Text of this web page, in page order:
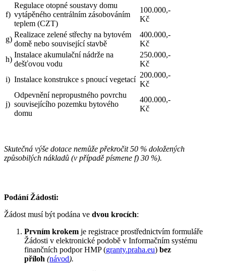
f)
Regulace otopné soustavy domu
vytápěného centrálním zásobováním
teplem (CZT)
100.000,-
Kč
g)
Realizace zelené střechy na bytovém
domě nebo související stavbě
400.000,-
Kč
h)
Instalace akumulační nádrže na
dešťovou vodu
250.000,-
Kč
i) Instalace konstrukce s pnoucí vegetací
200.000,-
Kč
j)
Odpevnění nepropustného povrchu
souvisejícího pozemku bytového
domu
400.000,-
Kč
Skutečná výše dotace nemůže překročit 50 % doložených
způsobilých nákladů (v případě písmene f) 30 %).
Podání Žádosti:
Žádost musí být podána ve dvou krocích:
Prvním krokem je registrace prostřednictvím formuláře
Žádosti v elektronické podobě v Informačním systému
finančních podpor HMP (granty.praha.eu) bez
příloh (návod).